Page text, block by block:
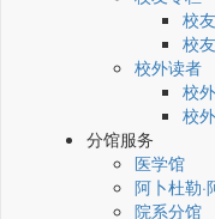
校
校
校外读者
校
校
分馆服务
医学馆
阿卜杜勒
院系分馆